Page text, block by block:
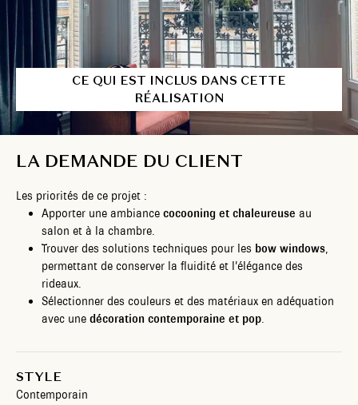
CE QUI EST INCLUS DANS CETTE
RÉALISATION
LA DEMANDE DU CLIENT
Les priorités de ce projet :
Apporter une ambiance cocooning et chaleureuse au
salon et à la chambre.
Trouver des solutions techniques pour les bow windows,
permettant de conserver la fluidité et l’élégance des
rideaux.
Sélectionner des couleurs et des matériaux en adéquation
avec une décoration contemporaine et pop.
STYLE
Contemporain